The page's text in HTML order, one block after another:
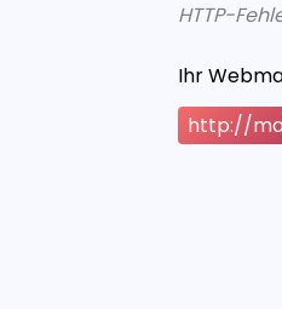
HTTP-
Ihr
http://